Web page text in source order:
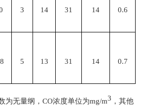
3 14 31 14 0.6
5 13 31 14 0.7
为无量纲，CO浓度单位为mg/m3 ，其他